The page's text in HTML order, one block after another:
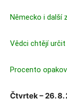
Německo i další
Vědci chtějí určit
Procento
Čtvrtek – 26. 8.